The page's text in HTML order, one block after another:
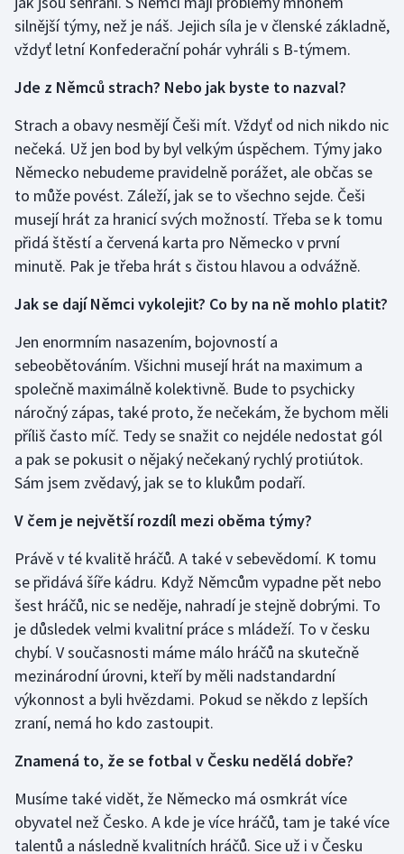
Motorsport
Parasport
Plavání
Plážový volejbal
Ragby
Rychlostní kanoistika
Short track
Sportovní střelba
Stolní tenis
Veslování
Vodní slalom
Volejbal
Ostatní
silnější týmy, než je náš. Jejich síla je v členské základně,
vždyť letní Konfederační pohár vyhráli s B-týmem.
Jde z Němců strach? Nebo jak byste to nazval?
Strach a obavy nesmějí Češi mít. Vždyť od nich nikdo nic
nečeká. Už jen bod by byl velkým úspěchem. Týmy jako
Německo nebudeme pravidelně porážet, ale občas se
to může povést. Záleží, jak se to všechno sejde. Češi
musejí hrát za hranicí svých možností. Třeba se k tomu
přidá štěstí a červená karta pro Německo v první
minutě. Pak je třeba hrát s čistou hlavou a odvážně.
Jak se dají Němci vykolejit? Co by na ně mohlo platit?
Jen enormním nasazením, bojovností a
sebeobětováním. Všichni musejí hrát na maximum a
společně maximálně kolektivně. Bude to psychicky
náročný zápas, také proto, že nečekám, že bychom měli
příliš často míč. Tedy se snažit co nejdéle nedostat gól
a pak se pokusit o nějaký nečekaný rychlý protiútok.
Sám jsem zvědavý, jak se to klukům podaří.
V čem je největší rozdíl mezi oběma týmy?
Právě v té kvalitě hráčů. A také v sebevědomí. K tomu
se přidává šíře kádru. Když Němcům vypadne pět nebo
šest hráčů, nic se neděje, nahradí je stejně dobrými. To
je důsledek velmi kvalitní práce s mládeží. To v česku
chybí. V současnosti máme málo hráčů na skutečně
mezinárodní úrovni, kteří by měli nadstandardní
výkonnost a byli hvězdami. Pokud se někdo z lepších
zraní, nemá ho kdo zastoupit.
Znamená to, že se fotbal v Česku nedělá dobře?
Musíme také vidět, že Německo má osmkrát více
obyvatel než Česko. A kde je více hráčů, tam je také více
talentů a následně kvalitních hráčů. Sice už i v Česku